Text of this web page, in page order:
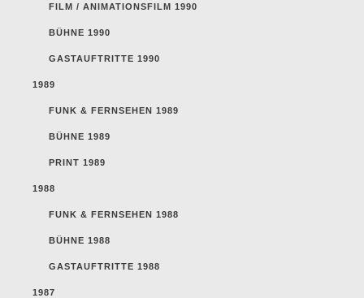
FILM / ANIMATIONSFILM 1990
BÜHNE 1990
GASTAUFTRITTE 1990
1989
FUNK & FERNSEHEN 1989
BÜHNE 1989
PRINT 1989
1988
FUNK & FERNSEHEN 1988
BÜHNE 1988
GASTAUFTRITTE 1988
1987